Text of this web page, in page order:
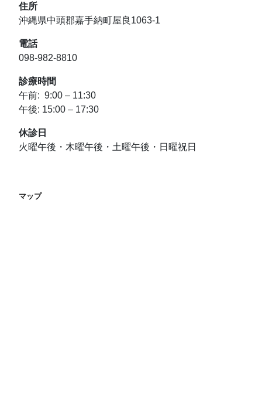
住所
沖縄県中頭郡嘉手納町屋良1063-1
電話
098-982-8810
診療時間
午前: 9:00 – 11:30
午後: 15:00 – 17:30
休診日
火曜午後・木曜午後・土曜午後・日曜祝日
マップ